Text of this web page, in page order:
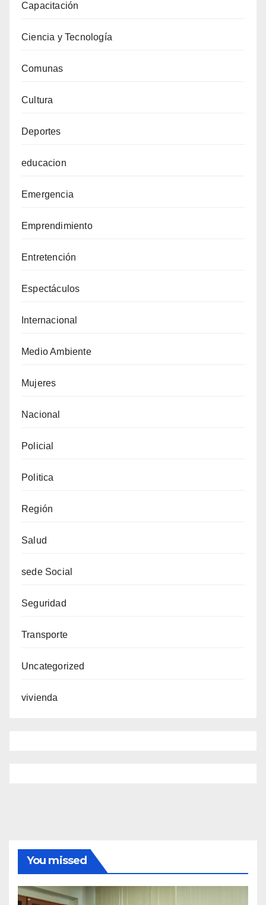
Capacitación
Ciencia y Tecnología
Comunas
Cultura
Deportes
educacion
Emergencia
Emprendimiento
Entretención
Espectáculos
Internacional
Medio Ambiente
Mujeres
Nacional
Policial
Politica
Región
Salud
sede Social
Seguridad
Transporte
Uncategorized
vivienda
You missed